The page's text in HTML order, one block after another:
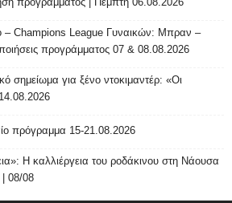
Champions League Γυναικών: Μπραν –
προγράμματος 07 & 08.08.2026
για ξένο ντοκιμαντέρ: «Οι
πρόγραμμα 15-21.08.2026
Η καλλιέργεια του ροδάκινου στη Νάουσα
| 08/08